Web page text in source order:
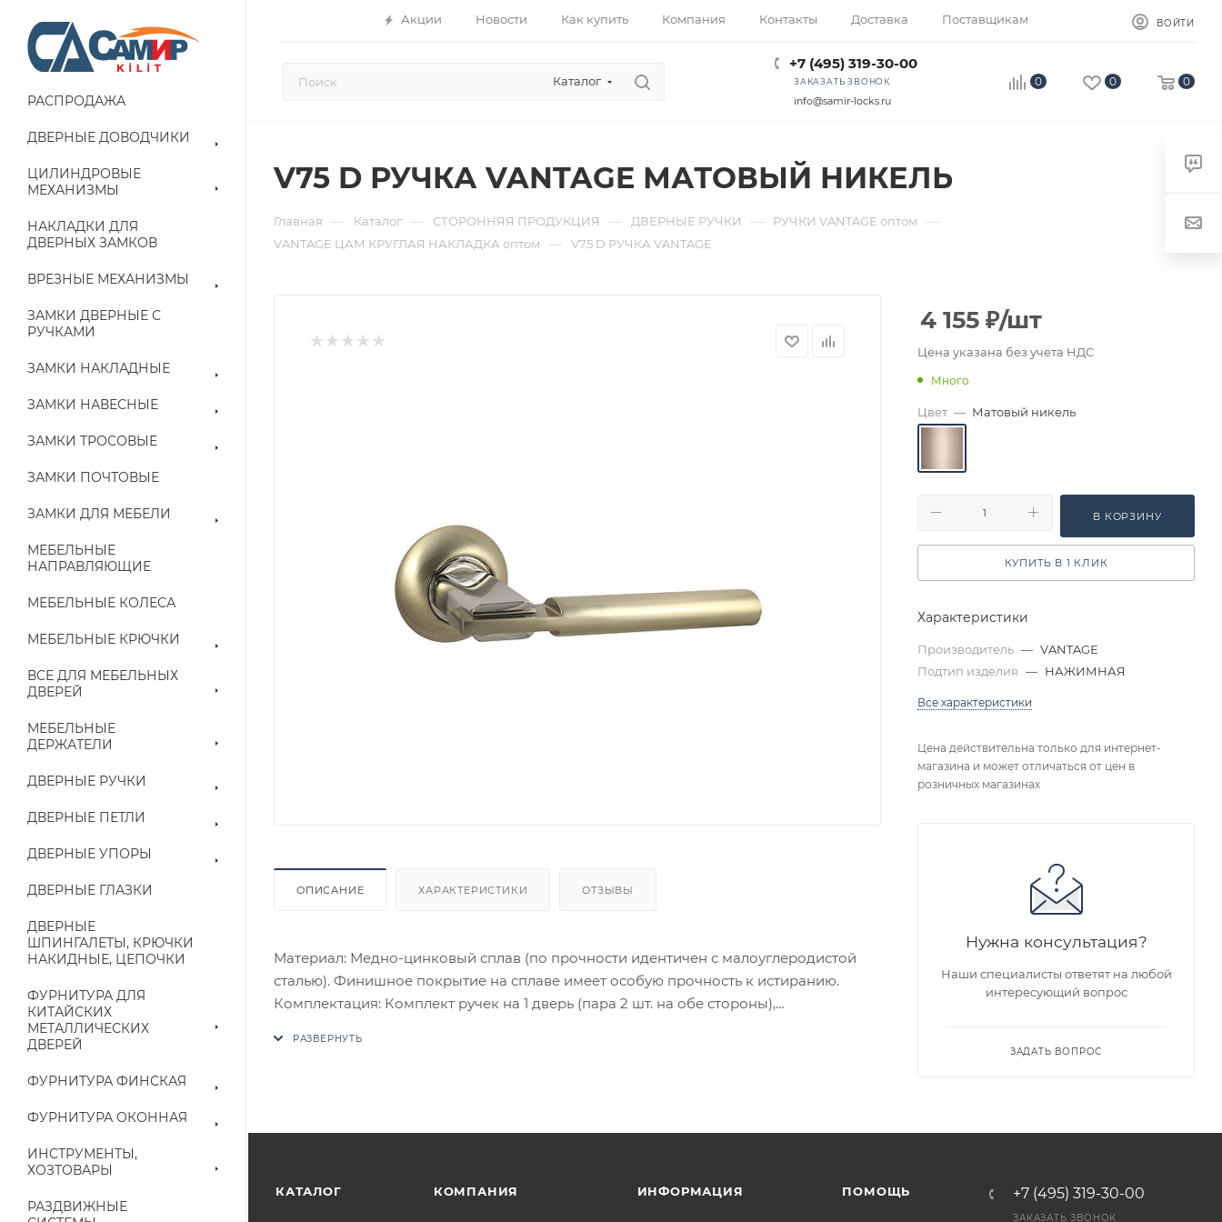
Акции Новости Как купить Компания Контакты Доставка Поставщикам ВОЙТИ
Каталог
+7 (495) 319-30-00
ЗАКАЗАТЬ ЗВОНОК
info@samir-locks.ru
0 0 0
РАСПРОДАЖА
ДВЕРНЫЕ ДОВОДЧИКИ
ЦИЛИНДРОВЫЕ
МЕХАНИЗМЫ
НАКЛАДКИ ДЛЯ
ДВЕРНЫХ ЗАМКОВ
ВРЕЗНЫЕ МЕХАНИЗМЫ
ЗАМКИ ДВЕРНЫЕ С
РУЧКАМИ
ЗАМКИ НАКЛАДНЫЕ
ЗАМКИ НАВЕСНЫЕ
ЗАМКИ ТРОСОВЫЕ
ЗАМКИ ПОЧТОВЫЕ
ЗАМКИ ДЛЯ МЕБЕЛИ
МЕБЕЛЬНЫЕ
НАПРАВЛЯЮЩИЕ
МЕБЕЛЬНЫЕ КОЛЕСА
МЕБЕЛЬНЫЕ КРЮЧКИ
ВСЕ ДЛЯ МЕБЕЛЬНЫХ
ДВЕРЕЙ
МЕБЕЛЬНЫЕ
ДЕРЖАТЕЛИ
ДВЕРНЫЕ РУЧКИ
ДВЕРНЫЕ ПЕТЛИ
ДВЕРНЫЕ УПОРЫ
ДВЕРНЫЕ ГЛАЗКИ
ДВЕРНЫЕ
ШПИНГАЛЕТЫ, КРЮЧКИ
НАКИДНЫЕ, ЦЕПОЧКИ
ФУРНИТУРА ДЛЯ
КИТАЙСКИХ
МЕТАЛЛИЧЕСКИХ
ДВЕРЕЙ
ФУРНИТУРА ФИНСКАЯ
ФУРНИТУРА ОКОННАЯ
ИНСТРУМЕНТЫ,
ХОЗТОВАРЫ
РАЗДВИЖНЫЕ
V75 D РУЧКА VANTAGE МАТОВЫЙ НИКЕЛЬ
Главная — Каталог — СТОРОННЯЯ ПРОДУКЦИЯ — ДВЕРНЫЕ РУЧКИ — РУЧКИ VANTAGE оптом —
VANTAGE ЦАМ КРУГЛАЯ НАКЛАДКА оптом — V75 D РУЧКА VANTAGE
ОПИСАНИЕ ХАРАКТЕРИСТИКИ ОТЗЫВЫ
Материал: Медно-цинковый сплав (по прочности идентичен с малоуглеродистой
сталью). Финишное покрытие на сплаве имеет особую прочность к истиранию.
Комплектация: Комплект ручек на 1 дверь (пара 2 шт. на обе стороны),
4 155 ₽/шт
Цена указана без учета НДС
Много
Цвет — Матовый никель
В КОРЗИНУ
КУПИТЬ В 1 КЛИК
Характеристики
Производитель — VANTAGE
Подтип изделия — НАЖИМНАЯ
Все характеристики
Цена действительна только для интернет-
магазина и может отличаться от цен в
розничных магазинах
Нужна консультация?
Наши специалисты ответят на любой
интересующий вопрос
ЗАДАТЬ ВОПРОС
КАТАЛОГ КОМПАНИЯ ИНФОРМАЦИЯ ПОМОЩЬ +7 (495) 319-30-00
ЗАКАЗАТЬ ЗВОНОК